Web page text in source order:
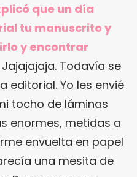
que un día
tu manuscrito y
y encontrar
Jajajajaja. Todavía se
editorial. Yo les envié
tocho de láminas
enormes, metidas a
envuelta en papel
una mesita de